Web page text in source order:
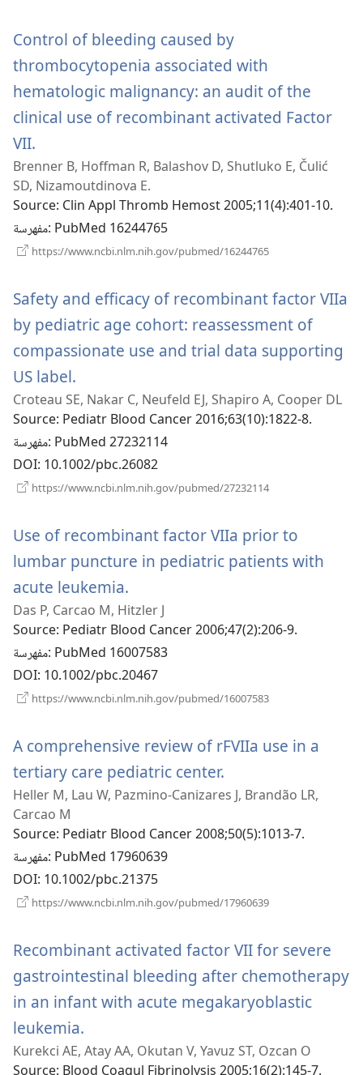
Control of bleeding caused by
thrombocytopenia associated with
hematologic malignancy: an audit of the
clinical use of recombinant activated Factor
VII.
نافذة
جديدة)
Brenner B, Hoffman R, Balashov D, Shutluko E, Čulić
SD, Nizamoutdinova E.
Source‎: Clin Appl Thromb Hemost 2005;11(4):401-10.
مفهرسة‎: PubMed 16244765
https://www.ncbi.nlm.nih.gov/pubmed/16244765
Safety and efficacy of recombinant factor VIIa
by pediatric age cohort: reassessment of
compassionate use and trial data supporting
US label.
نافذة
جديدة)
Croteau SE, Nakar C, Neufeld EJ, Shapiro A, Cooper DL
Source‎: Pediatr Blood Cancer 2016;63(10):1822-8.
مفهرسة‎: PubMed 27232114
DOI‎: 10.1002/pbc.26082
https://www.ncbi.nlm.nih.gov/pubmed/27232114
Use of recombinant factor VIIa prior to
lumbar puncture in pediatric patients with
acute leukemia.
نافذة
جديدة)
Das P, Carcao M, Hitzler J
Source‎: Pediatr Blood Cancer 2006;47(2):206-9.
مفهرسة‎: PubMed 16007583
DOI‎: 10.1002/pbc.20467
https://www.ncbi.nlm.nih.gov/pubmed/16007583
A comprehensive review of rFVIIa use in a
tertiary care pediatric center.
نافذة
جديدة)
Heller M, Lau W, Pazmino-Canizares J, Brandão LR,
Carcao M
Source‎: Pediatr Blood Cancer 2008;50(5):1013-7.
مفهرسة‎: PubMed 17960639
DOI‎: 10.1002/pbc.21375
https://www.ncbi.nlm.nih.gov/pubmed/17960639
Recombinant activated factor VII for severe
gastrointestinal bleeding after chemotherapy
in an infant with acute megakaryoblastic
leukemia.
نافذة
Kurekci AE, Atay AA, Okutan V, Yavuz ST, Ozcan O
‎: Blood Coagul Fibrinolysis 2005;16(2):145-7.